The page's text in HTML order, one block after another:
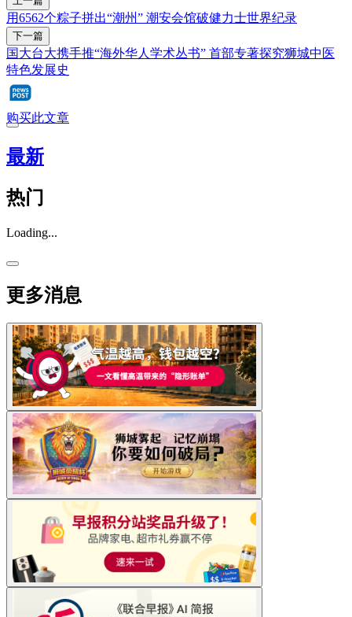
用6562个粽子拼出“潮州” 潮安会馆破健力士世界纪录
下一篇
国大台大携手推“海外华人学术丛书” 首部专著探究狮城中医
特色发展史
购买此文章
最新
热门
Loading...
更多消息